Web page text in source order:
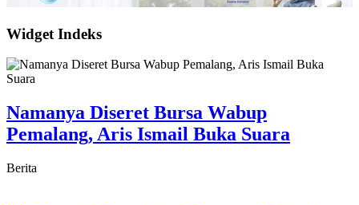
Widget Indeks
Namanya Diseret Bursa Wabup
Pemalang, Aris Ismail Buka Suara
Berita